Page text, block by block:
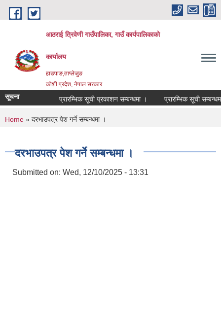
Skip to main content
आठराई त्रिवेणी गाउँपालिका, गाउँ कार्यपालिकाको
कार्यालय
हाङपाङ,ताप्लेजुङ
कोशी प्रदेश, नेपाल सरकार
सूचना प्रारम्भिक सूची प्रकाशन सम्बन्धमा । प्रारम्भिक सूची सम्बन्धमा
You are here
Home » दरभाउपत्र पेश गर्ने सम्बन्धमा ।
दरभाउपत्र पेश गर्ने सम्बन्धमा ।
Submitted on: Wed, 12/10/2025 - 13:31